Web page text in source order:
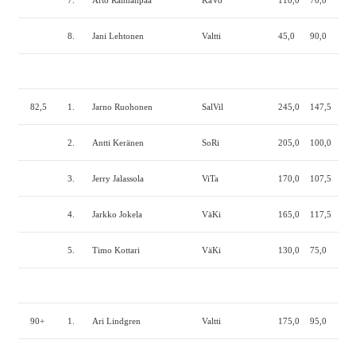
8. Jani Lehtonen Valtti 45,0 90,0
82,5 1. Jarno Ruohonen SalVil 245,0 147,5
2. Antti Keränen SoRi 205,0 100,0
3. Jerry Jalassola ViTa 170,0 107,5
4. Jarkko Jokela VäKi 165,0 117,5
5. Timo Kottari VäKi 130,0 75,0
90+ 1. Ari Lindgren Valtti 175,0 95,0